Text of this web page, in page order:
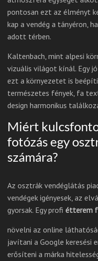
pontosan ezt az élményt
kap a vendég a tányéron,
adott térben.
Kaltenbach, mint alpesi
vizuális világot kínál. Egy
ezt a környezetet is
természetes fények, fa
design harmonikus
Miért
fotózás egy
számára?
Az osztrák vendéglátás
vendégek igényesek, az
gyorsak. Egy profi étterem
növelni az online
javítani a Google keresési
erősíteni a márka